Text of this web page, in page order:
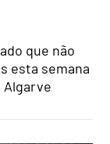
que não
esta semana